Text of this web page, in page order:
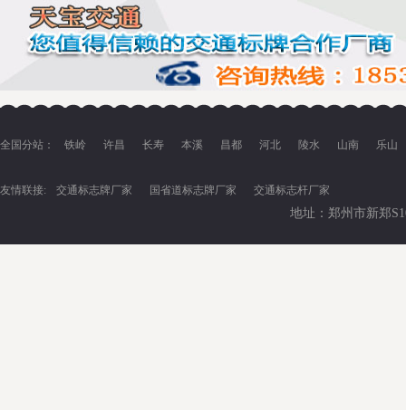
全国分站： 铁岭 许昌 长寿 本溪 昌都 河北 陵水 山南 乐山
友情联接: 交通标志牌厂家 国省道标志牌厂家 交通标志杆厂家
地址：郑州市新郑